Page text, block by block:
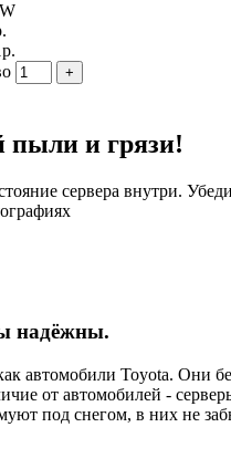
р.
+
пыли и грязи!
сервера внутри.
надёжны.
автомобили Toyota. Они
от автомобилей -
под снегом, в них не